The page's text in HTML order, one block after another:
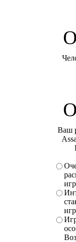
Ваш